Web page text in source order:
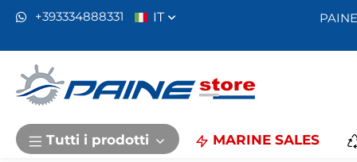
+393334888331 IT
Tutti i prodotti MARINE SALES
Home Intrattenimento HiFi e Antenne AM/FM, TV e
Fusion XS-